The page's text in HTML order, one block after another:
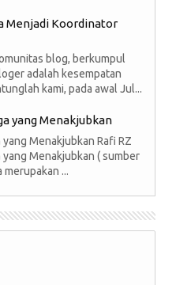
Menjadi Koordinator
blog, berkumpul
adalah kesempatan
kami, pada awal Jul...
yang Menakjubkan
Menakjubkan Rafi RZ
Menakjubkan ( sumber
merupakan ...